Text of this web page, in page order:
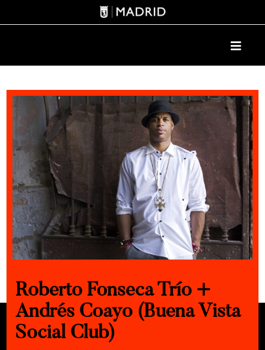
Roberto Fonseca Trío +
Andrés Coayo (Buena Vista
Social Club)